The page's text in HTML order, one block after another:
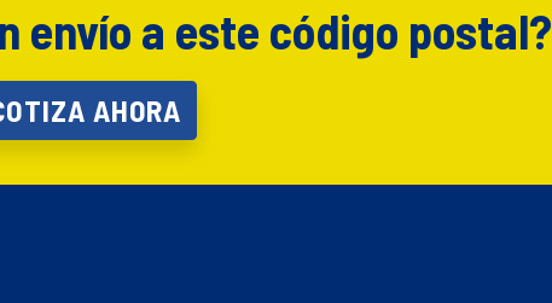
envío a este código postal?
AHORA